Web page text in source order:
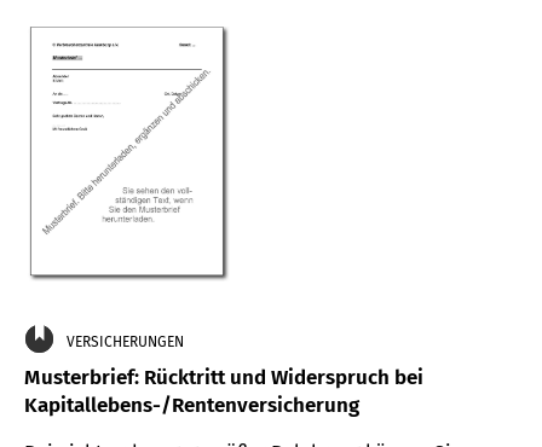
VERSICHERUNGEN
Musterbrief: Rücktritt und Widerspruch bei
Kapitallebens-/Rentenversicherung